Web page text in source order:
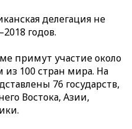
делегация не
годов.
примут участие около
из 100 стран мира. На
76 государств,
Востока, Азии,